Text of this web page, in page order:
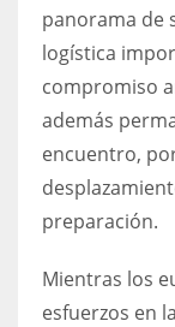
panorama de
logística
compromiso
además
encuentro,
preparación.
Mientras los
esfuerzos en